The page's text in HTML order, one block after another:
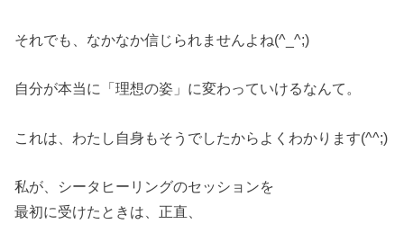
それでも、なかなか信じられませんよね(^_^;)
自分が本当に「理想の姿」に変わっていけるなんて。
これは、わたし自身もそうでしたからよくわかります(^^;)
私が、シータヒーリングのセッションを
最初に受けたときは、正直、